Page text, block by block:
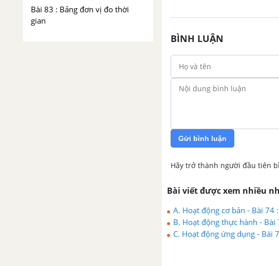
Bài 83 : Bảng đơn vị đo thời
gian
BÌNH LUẬN
Gửi bình luận
Hãy trở thành người đầu tiên
Bài viết được xem nhiều
A. Hoạt động cơ bản - Bài 74
B. Hoạt động thực hành - Bài
C. Hoạt động ứng dụng - Bài